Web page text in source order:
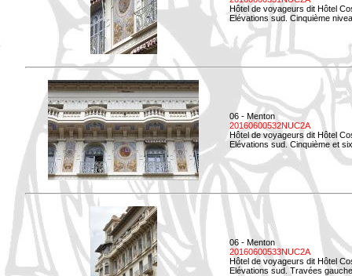
Hôtel de voyageurs dit Hôtel
Elévations sud. Cinquième
06 - Menton
20160600532NUC2A
Hôtel de voyageurs dit Hôtel
Elévations sud. Cinquième et
06 - Menton
20160600533NUC2A
Hôtel de voyageurs dit Hôtel
Elévations sud. Travées